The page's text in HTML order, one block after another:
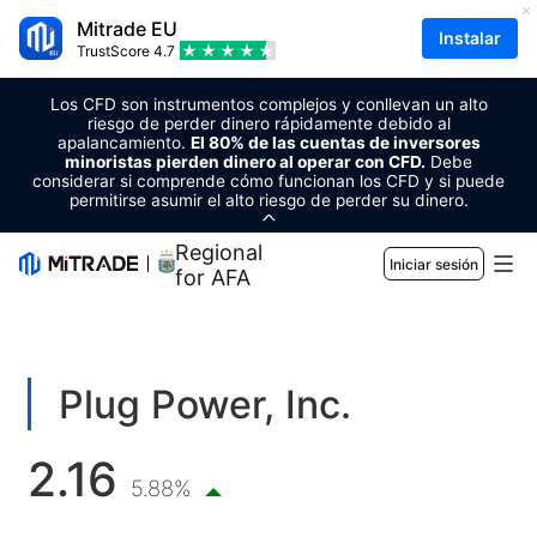
Mitrade EU
TrustScore 4.7
Instalar
Los CFD son instrumentos complejos y conllevan un alto
riesgo de perder dinero rápidamente debido al
apalancamiento. El 80% de las cuentas de inversores
minoristas pierden dinero al operar con CFD. Debe
considerar si comprende cómo funcionan los CFD y si puede
permitirse asumir el alto riesgo de perder su dinero.
Regional Sponsor
for AFA
Iniciar sesión
Forex
Materias primas
CRIPTOMONEDAS
Comercio
Plataforma de trading
Gestión de riesgo
Herramientas de mercado
Calendario económico
Educación
Plug Power, Inc.
2.16 5.88%